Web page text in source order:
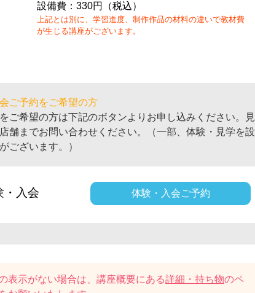
設備費：330円（税込）
上記とは別に、学習進度、制作作品の材料の違いで教材費
が生じる講座がございます。
ご予約をご希望の方
ご希望の方は下記のボタンよりお申し込みください。見
舗までお問い合わせください。（一部、体験・見学を設
ございます。）
・入会 体験・入会ご予約
表示がない場合は、講座概要にある詳細・持ち物のペ